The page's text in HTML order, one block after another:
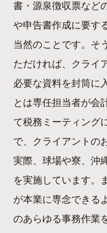
書・源泉徴収票など
や申告書作成に要す
当然のことです。そ
ただければ、クライ
必要な資料を封筒に
とは専任担当者が会
て税務ミーティング
で、クライアントの
実際、球場や寮、沖
を実施しています。
が本業に専念できる
のあらゆる事務作業